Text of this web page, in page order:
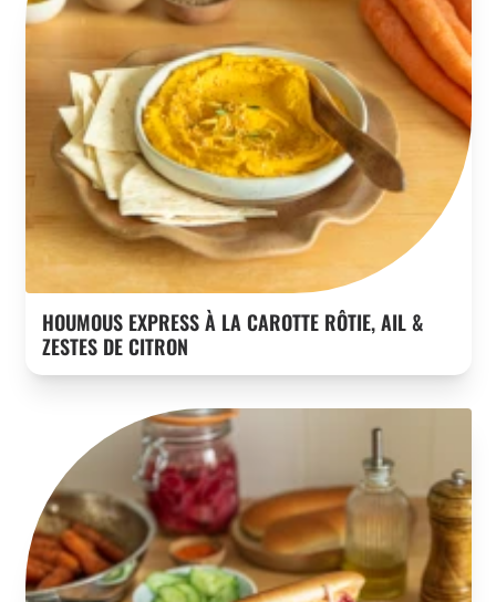
HOUMOUS EXPRESS À LA CAROTTE RÔTIE, AIL &
ZESTES DE CITRON